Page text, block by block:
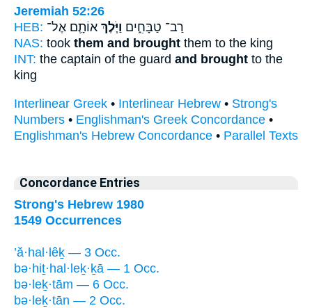
Jeremiah 52:26
HEB:
רַב־ טַבָּחִ֑ים וַיֹּ֧לֶךְ אוֹתָ֛ם אֶל־
NAS: took them and brought them to the king
INT: the captain of the guard and brought to the
king
Interlinear Greek • Interlinear Hebrew • Strong's
Numbers • Englishman's Greek Concordance •
Englishman's Hebrew Concordance • Parallel Texts
Concordance Entries
Strong's Hebrew 1980
1549 Occurrences
’ă·hal·lêḵ — 3 Occ.
bə·hiṯ·hal·leḵ·ḵā — 1 Occ.
bə·leḵ·tām — 6 Occ.
bə·leḵ·tān — 2 Occ.